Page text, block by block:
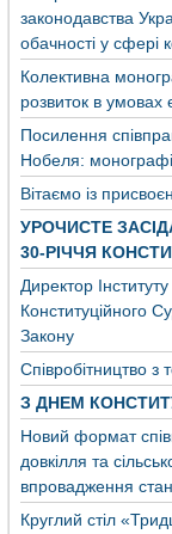
законодавства
обачності у сфері
Колективна
розвиток в умовах
Посилення
Нобеля:
Вітаємо із
УРОЧИСТЕ
30-РІЧЧЯ
Директор
Конституційного
Закону
Співробітництво
З ДНЕМ
Новий формат
довкілля та
впровадження
Круглий стіл